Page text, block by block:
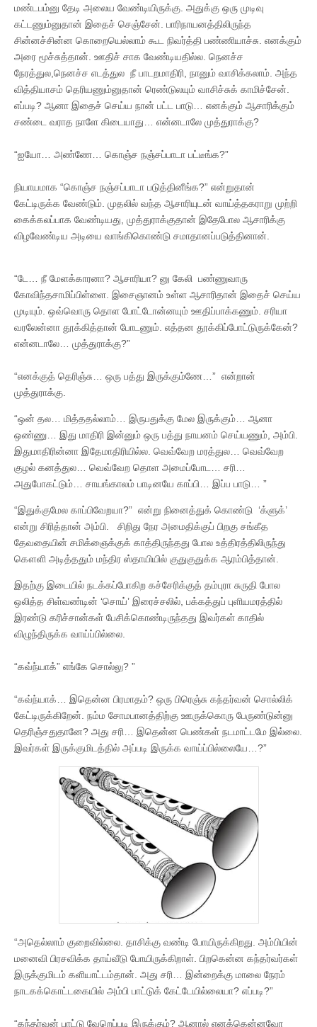
மண்டபம்னு தேடி அலைய வேண்டியிருக்கு. அதுக்கு ஒரு முடிவு
கட்டணும்னுதான் இதைச் செஞ்சேன். பாரிநாயனத்திலிருந்த
சின்னச்சின்ன கொறையெல்லாம் கூட நிவர்த்தி பண்ணியாச்சு. எனக்கும்
அரை மூச்சுத்தான். ஊதிச் சாக வேண்டியதில்ல. நெனச்ச
நேரத்துல,நெனச்ச எடத்துல நீ பாடறமாதிரி, நானும் வாசிக்கலாம். அந்த
வித்தியாசம் தெரியணும்னுதான் ரெண்டுலயும் வாசிச்சுக் காமிச்சேன்.
எப்படி? ஆனா இதைச் செய்ய நான் பட்ட பாடு… எனக்கும் ஆசாரிக்கும்
சண்டை வராத நாளே கிடையாது… என்னடாலே முத்துராக்கு?
“ஐயோ… அண்ணே… கொஞ்ச நஞ்சப்பாடா பட்டீங்க?”
நியாயமாக “கொஞ்ச நஞ்சப்பாடா படுத்தினீங்க?” என்றுதான்
கேட்டிருக்க வேண்டும். முதலில் வந்த ஆசாரியுடன் வாய்த்தகராறு முற்றி
கைக்கலப்பாக வேண்டியது, முத்துராக்குதான் இதேபோல ஆசாரிக்கு
விழவேண்டிய அடியை வாங்கிகொண்டு சமாதானப்படுத்தினான்.
“டே… நீ மேளக்காரனா? ஆசாரியா? னு கேலி பண்ணுவாரு
கோவிந்தசாமிப்பிள்ளை. இசைஞானம் உள்ள ஆசாரிதான் இதைச் செய்ய
முடியும். ஒவ்வொரு தொள போட்டோன்னயும் ஊதிப்பாக்கணும். சரியா
வரலேன்னா தூக்கித்தான் போடணும். எத்தன தூக்கிப்போட்டுருக்கேன்?
என்னடாலே… முத்துராக்கு?”
“எனக்குத் தெரிஞ்சு… ஒரு பத்து இருக்கும்ணே…” என்றான்
முத்துராக்கு.
“ஒன் தல… மித்ததல்லாம்… இருபதுக்கு மேல இருக்கும்… ஆனா
ஒண்ணு… இது மாதிரி இன்னும் ஒரு பத்து நாயனம் செய்யணும், அம்பி.
இதுமாதிரின்னா இதேமாதிரியில்ல. வெவ்வேற மரத்துல… வெவ்வேற
குழல் கனத்துல… வெவ்வேற தொள அமைப்போட… சரி…
அதுபோகட்டும்… சாயங்காலம் பாடினயே காப்பி… இப்ப பாடு… ”
“இதுக்குமேல காப்பிவேறயா?” என்று நினைத்துக் கொண்டு ‘க்ளுக்’
என்று சிரித்தான் அம்பி. சிறிது நேர அமைதிக்குப் பிறகு சங்கீத
தேவதையின் சமிக்ஞைக்குக் காத்திருந்தது போல உத்திரத்திலிருந்து
கௌளி அடித்ததும் மந்திர ஸ்தாயியில் குதுகுதுக்க ஆரம்பித்தான்.
இதற்கு இடையில் நடக்கப்போகிற கச்சேரிக்குத் தம்புரா சுருதி போல
ஒலித்த சிள்வண்டின் ‘சொய்’ இரைச்சலில், பக்கத்துப் புளியமரத்தில்
இரண்டு கரிச்சான்கள் பேசிக்கொண்டிருந்தது இவர்கள் காதில்
விழுந்திருக்க வாய்ப்பில்லை.
“கவ்ந்யாக்” எங்கே சொல்லு? ”
“கவ்ந்யாக்… இதென்ன பிரமாதம்? ஒரு பிரெஞ்சு கந்தர்வன் சொல்லிக்
கேட்டிருக்கிறேன். நம்ம சோமபானத்திற்கு ஊருக்கொரு பேருண்டுன்னு
தெரிஞ்சதுதானே? அது சரி… இதென்ன பெண்கள் நடமாட்டமே இல்லை.
இவர்கள் இருக்குமிடத்தில் அப்படி இருக்க வாய்ப்பில்லையே…?”
“அதெல்லாம் குறைவில்லை. தாசிக்கு வண்டி போயிருக்கிறது. அம்பியின்
மனைவி பிரசவிக்க தாய்வீடு போயிருக்கிறாள். பிறகென்ன கந்தர்வர்கள்
இருக்குமிடம் களியாட்டம்தான். அது சரி… இன்றைக்கு மாலை நேரம்
நாடகக்கொட்டகையில் அம்பி பாட்டுக் கேட்டேயில்லையா? எப்படி?”
“கந்தர்வன் பாட்டு வேறெப்படி இருக்கும்? ஆனால் எனக்கென்னவோ